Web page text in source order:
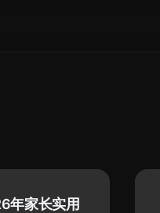
年家长实用